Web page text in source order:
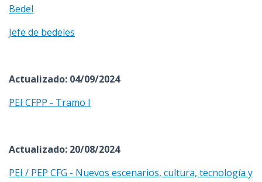
Bedel
Jefe de bedeles
Actualizado: 04/09/2024
PEI CFPP - Tramo I
Actualizado: 20/08/2024
PEI / PEP CFG - Nuevos escenarios, cultura, tecnología y